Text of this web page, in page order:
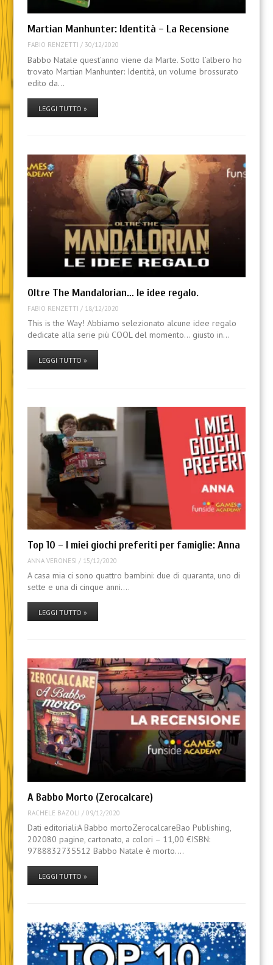
Martian Manhunter: Identità – La Recensione
FABIO RENZETTI / 30/12/2020
Babbo Natale quest’anno viene da Marte. Sotto l’albero ho
trovato Martian Manhunter: Identità, un volume brossurato
edito da…
LEGGI TUTTO »
Oltre The Mandalorian… le idee regalo.
FABIO RENZETTI / 18/12/2020
This is the Way! Abbiamo selezionato alcune idee regalo
dedicate alla serie più COOL del momento… giusto in…
LEGGI TUTTO »
Top 10 – I miei giochi preferiti per famiglie: Anna
ANNA VERONESI / 15/12/2020
A casa mia ci sono quattro bambini: due di quaranta, uno di
sette e una di cinque anni.…
LEGGI TUTTO »
A Babbo Morto (Zerocalcare)
RACHELE BAZOLI / 09/12/2020
Dati editoriali:A Babbo mortoZerocalcareBao Publishing,
202080 pagine, cartonato, a colori – 11,00 €ISBN:
9788832735512 Babbo Natale è morto.…
LEGGI TUTTO »